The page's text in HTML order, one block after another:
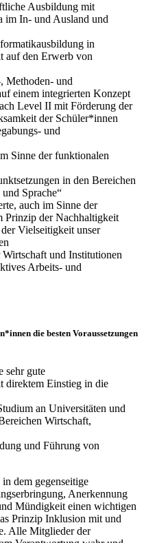
Ausbildung mit
im In- und Ausland und
in
auf den Erwerb von
Methoden- und
einem integrierten Konzept
Level II mit Förderung der
der Schüler*innen
und
Sinne der funktionalen
in den Bereichen
Sprache“
auch im Sinne der
Prinzip der Nachhaltigkeit
Vielseitigkeit unser
und Institutionen
Arbeits- und
die besten Voraussetzungen
sehr gute
direktem Einstieg in die
an Universitäten und
Wirtschaft,
und Führung von
dem gegenseitige
Anerkennung
Mündigkeit einen wichtigen
Prinzip Inklusion mit und
Alle Mitglieder der